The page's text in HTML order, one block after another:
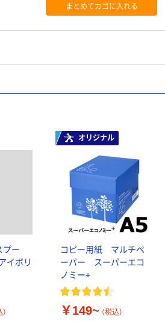
まとめてカゴに入れる
プー
ボリ
オリジナル
コピー用紙 マルチペ
ーパー スーパーエコ
ノミー+
￥149~ （税込）